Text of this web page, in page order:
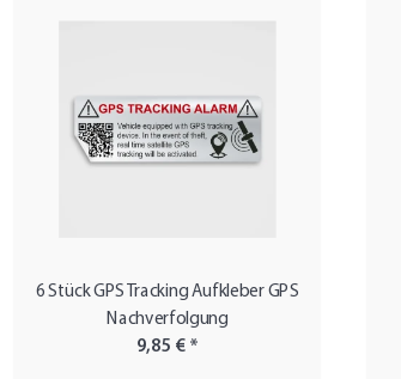
6 Stück GPS Tracking Aufkleber GPS
Nachverfolgung
9,85 € *